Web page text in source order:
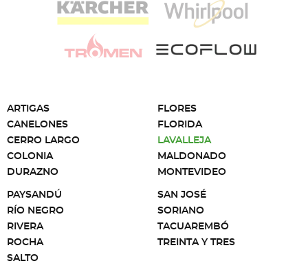
ARTIGAS
CANELONES
CERRO LARGO
COLONIA
DURAZNO
FLORES
FLORIDA
LAVALLEJA
MALDONADO
MONTEVIDEO
PAYSANDÚ
RÍO NEGRO
RIVERA
ROCHA
SALTO
SAN JOSÉ
SORIANO
TACUAREMBÓ
TREINTA Y TRES